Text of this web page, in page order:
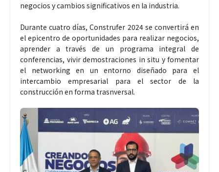
negocios y cambios significativos en la industria.
Durante cuatro días, Construfer 2024 se convertirá en
el epicentro de oportunidades para realizar negocios,
aprender a través de un programa integral de
conferencias, vivir demostraciones in situ y fomentar
el networking en un entorno diseñado para el
intercambio empresarial para el sector de la
construcción en forma trasnversal.